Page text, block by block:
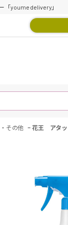
「youme delivery」
その他 - 花王 アタ